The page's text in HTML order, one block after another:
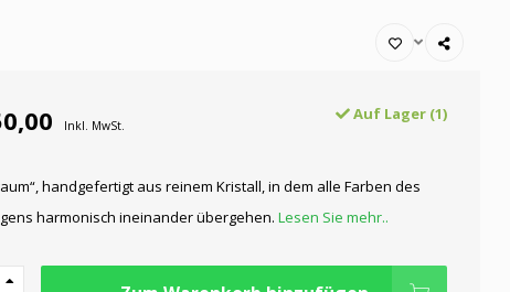
Inkl. MwSt.
Auf Lager (1)
handgefertigt aus reinem Kristall, in dem alle Farben des
harmonisch ineinander übergehen. Lesen Sie mehr..